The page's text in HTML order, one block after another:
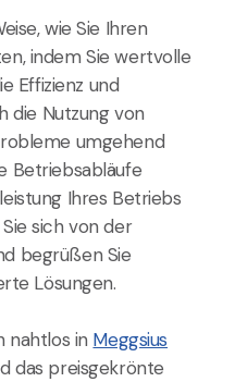
wie Sie Ihren
indem Sie wertvolle
Effizienz und
die Nutzung von
umgehend
Betriebsabläufe
Ihres Betriebs
sich von der
begrüßen Sie
Lösungen.
nahtlos in Meggsius
das preisgekrönte